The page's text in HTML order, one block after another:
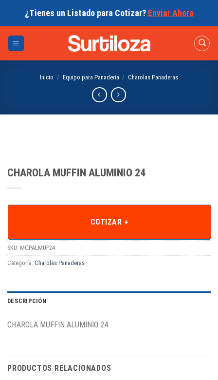
¿Tienes un Listado para Cotizar? Enviar Ahora
Inicio / Equipo para Panaderia / Charolas Panaderas
CHAROLA MUFFIN ALUMINIO 24
COTIZAR +
SKU: MCPALMUF24
Categoría: Charolas Panaderas
DESCRIPCIÓN
CHAROLA MUFFIN ALUMINIO 24
PRODUCTOS RELACIONADOS